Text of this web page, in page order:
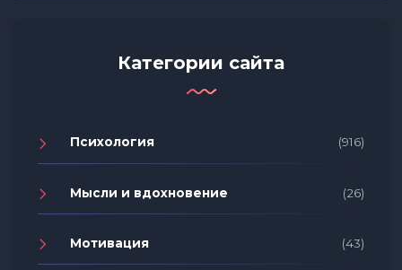
Категории сайта
Психология (916)
Мысли и вдохновение (26)
Мотивация (43)